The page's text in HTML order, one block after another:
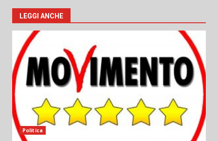
LEGGI ANCHE
Politica